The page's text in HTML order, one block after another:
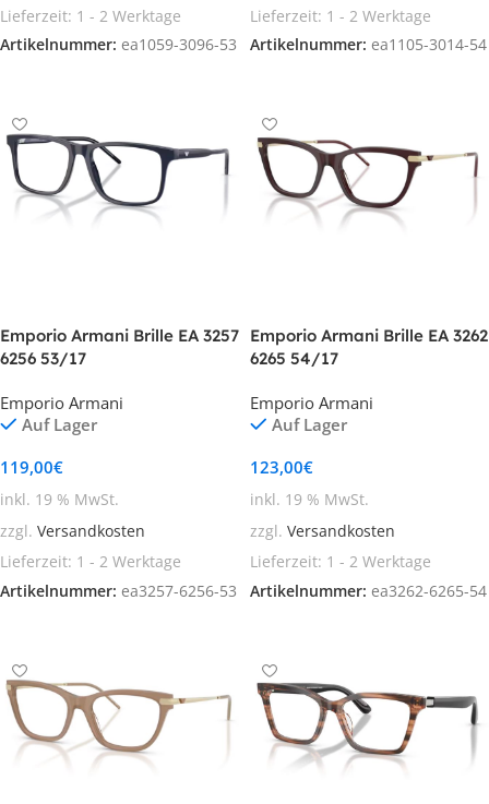
Lieferzeit: 1 - 2 Werktage
Artikelnummer: ea1059-3096-53
Lieferzeit: 1 - 2 Werktage
Artikelnummer: ea1105-3014-54
Emporio Armani Brille EA 3257
6256 53/17
Emporio Armani
Auf Lager
119,00€
inkl. 19 % MwSt.
zzgl. Versandkosten
Lieferzeit: 1 - 2 Werktage
Artikelnummer: ea3257-6256-53
Emporio Armani Brille EA 3262
6265 54/17
Emporio Armani
Auf Lager
123,00€
inkl. 19 % MwSt.
zzgl. Versandkosten
Lieferzeit: 1 - 2 Werktage
Artikelnummer: ea3262-6265-54